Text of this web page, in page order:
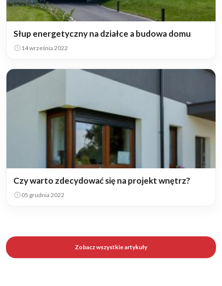
Słup energetyczny na działce a budowa domu
14 września 2022
Czy warto zdecydować się na projekt wnętrz?
05 grudnia 2022
Zobacz wszystkie artykuły